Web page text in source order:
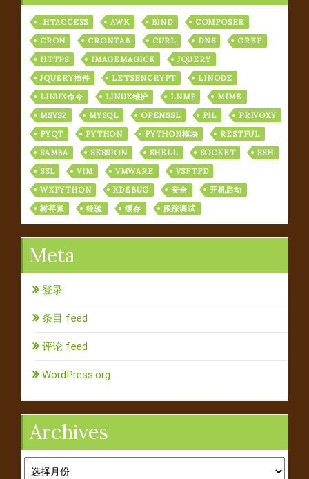
.HTACCESS AWK BIND
COMPOSER
CRON
CRONTAB CURL DNS
GREP
HTTPS
IMAGEMAGICK
JQUERY
JQUERY插件
LETSENCRYPT
LINODE
LINUX命令
LINUX维护 LNMP
MIME
MSYS2
MYSQL OPENSSL PIL
PRIVOXY
PYQT
PYTHON PYTHON模块
RESTFUL
SAMBA
SESSION SHELL SOCKET
SSH
SSL
VIM VMWARE
VSFTPD
WXPYTHON
XDEBUG 安全
开机启动
树莓派
经验 缓存 跟踪调试
Meta
登录
条目 feed
评论 feed
WordPress.org
Archives